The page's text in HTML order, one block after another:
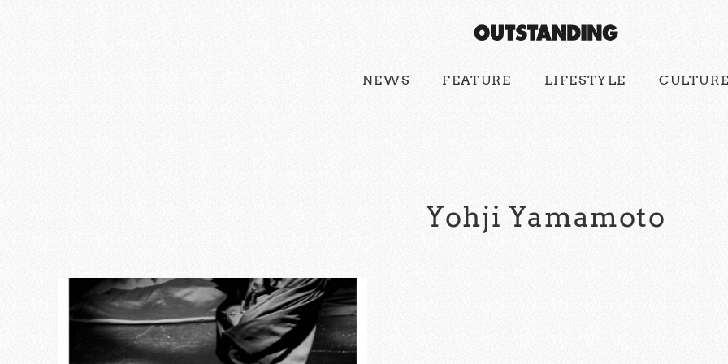
NEWS FEATURE LIFESTYLE
Yohji Yamamoto